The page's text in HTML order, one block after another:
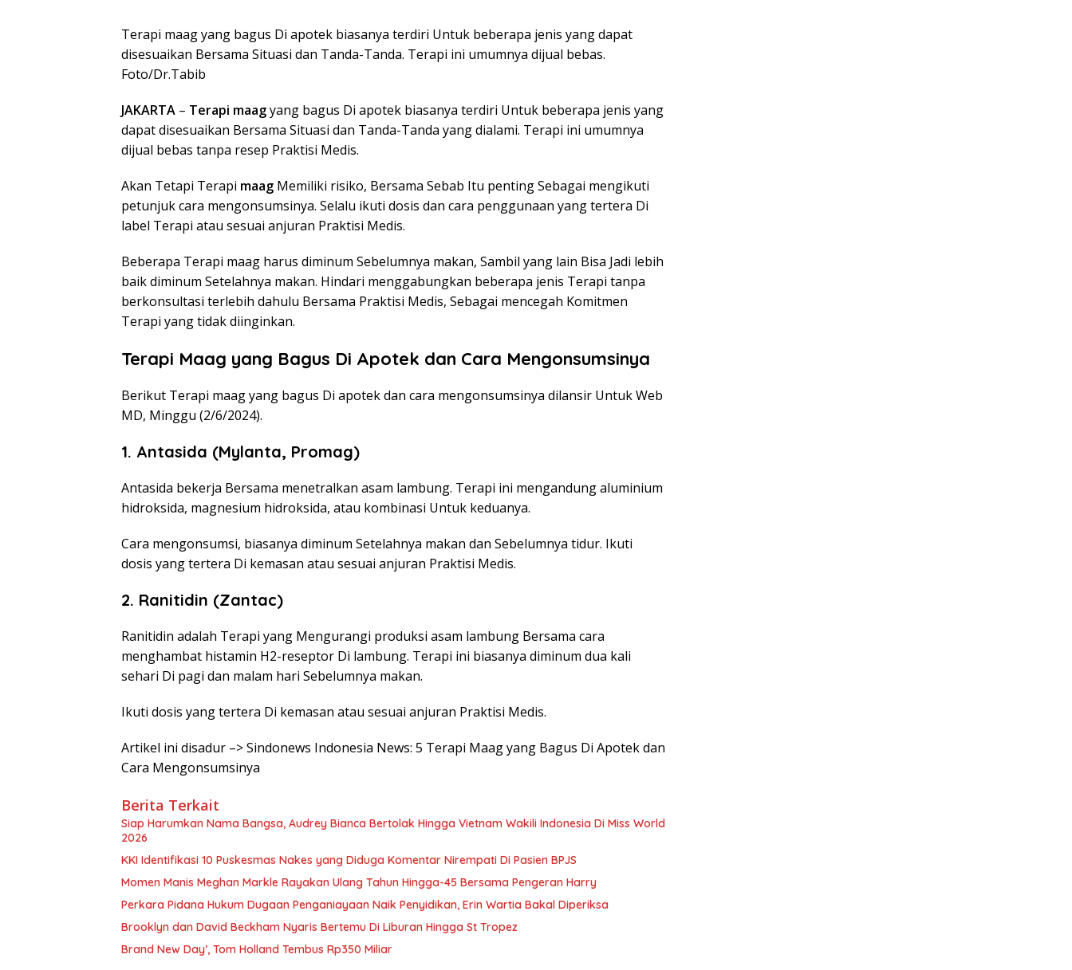
Terapi maag yang bagus Di apotek biasanya terdiri Untuk beberapa jenis yang dapat
disesuaikan Bersama Situasi dan Tanda-Tanda. Terapi ini umumnya dijual bebas.
Foto/Dr.Tabib
JAKARTA – Terapi maagyang bagus Di apotek biasanya terdiri Untuk beberapa jenis yang
dapat disesuaikan Bersama Situasi dan Tanda-Tanda yang dialami. Terapi ini umumnya
dijual bebas tanpa resep Praktisi Medis.
Akan Tetapi Terapi maag Memiliki risiko, Bersama Sebab Itu penting Sebagai mengikuti
petunjuk cara mengonsumsinya. Selalu ikuti dosis dan cara penggunaan yang tertera Di
label Terapi atau sesuai anjuran Praktisi Medis.
Beberapa Terapi maag harus diminum Sebelumnya makan, Sambil yang lain Bisa Jadi lebih
baik diminum Setelahnya makan. Hindari menggabungkan beberapa jenis Terapi tanpa
berkonsultasi terlebih dahulu Bersama Praktisi Medis, Sebagai mencegah Komitmen
Terapi yang tidak diinginkan.
Terapi Maag yang Bagus Di Apotek dan Cara Mengonsumsinya
Berikut Terapi maag yang bagus Di apotek dan cara mengonsumsinya dilansir Untuk Web
MD, Minggu (2/6/2024).
1. Antasida (Mylanta, Promag)
Antasida bekerja Bersama menetralkan asam lambung. Terapi ini mengandung aluminium
hidroksida, magnesium hidroksida, atau kombinasi Untuk keduanya.
Cara mengonsumsi, biasanya diminum Setelahnya makan dan Sebelumnya tidur. Ikuti
dosis yang tertera Di kemasan atau sesuai anjuran Praktisi Medis.
2. Ranitidin (Zantac)
Ranitidin adalah Terapi yang Mengurangi produksi asam lambung Bersama cara
menghambat histamin H2-reseptor Di lambung. Terapi ini biasanya diminum dua kali
sehari Di pagi dan malam hari Sebelumnya makan.
Ikuti dosis yang tertera Di kemasan atau sesuai anjuran Praktisi Medis.
Artikel ini disadur –> Sindonews Indonesia News: 5 Terapi Maag yang Bagus Di Apotek dan
Cara Mengonsumsinya
Berita Terkait
Siap Harumkan Nama Bangsa, Audrey Bianca Bertolak Hingga Vietnam Wakili Indonesia Di Miss World
2026
KKI Identifikasi 10 Puskesmas Nakes yang Diduga Komentar Nirempati Di Pasien BPJS
Momen Manis Meghan Markle Rayakan Ulang Tahun Hingga-45 Bersama Pengeran Harry
Perkara Pidana Hukum Dugaan Penganiayaan Naik Penyidikan, Erin Wartia Bakal Diperiksa
Brooklyn dan David Beckham Nyaris Bertemu Di Liburan Hingga St Tropez
Brand New Day’, Tom Holland Tembus Rp350 Miliar